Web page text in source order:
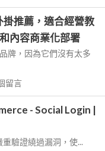
掛推薦，適合經營教
內容商業化部署
牌，因為它們沒有太多
留言
- Social Login |
驗證繞過漏洞，使...